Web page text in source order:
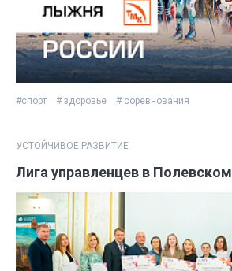
#спорт # здоровье # соревнования
УСТОЙЧИВОЕ РАЗВИТИЕ
Лига управленцев в Полевском